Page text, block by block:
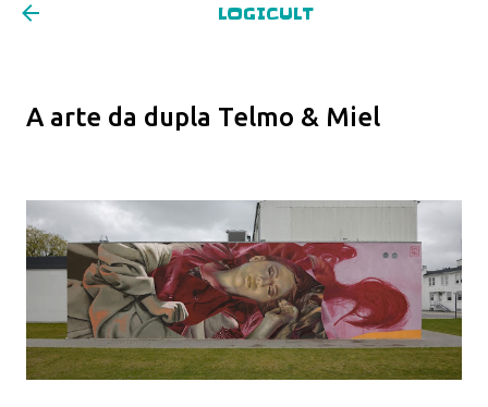
LOGICULT
A arte da dupla Telmo & Miel